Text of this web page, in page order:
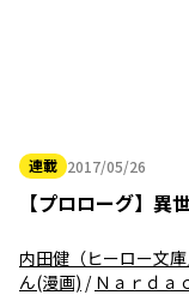
連載 2017/05/26
2017年05月26日
【プロローグ】 異
内田健（ヒーロー文
ん(漫画) / Ｎａｒｄａ